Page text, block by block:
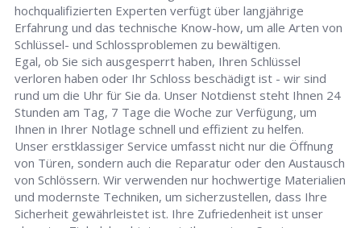
hochqualifizierten Experten verfügt über langjährige
Erfahrung und das technische Know-how, um alle Arten von
Schlüssel- und Schlossproblemen zu bewältigen.
Egal, ob Sie sich ausgesperrt haben, Ihren Schlüssel
verloren haben oder Ihr Schloss beschädigt ist - wir sind
rund um die Uhr für Sie da. Unser Notdienst steht Ihnen 24
Stunden am Tag, 7 Tage die Woche zur Verfügung, um
Ihnen in Ihrer Notlage schnell und effizient zu helfen.
Unser erstklassiger Service umfasst nicht nur die Öffnung
von Türen, sondern auch die Reparatur oder den Austausch
von Schlössern. Wir verwenden nur hochwertige Materialien
und modernste Techniken, um sicherzustellen, dass Ihre
Sicherheit gewährleistet ist. Ihre Zufriedenheit ist unser